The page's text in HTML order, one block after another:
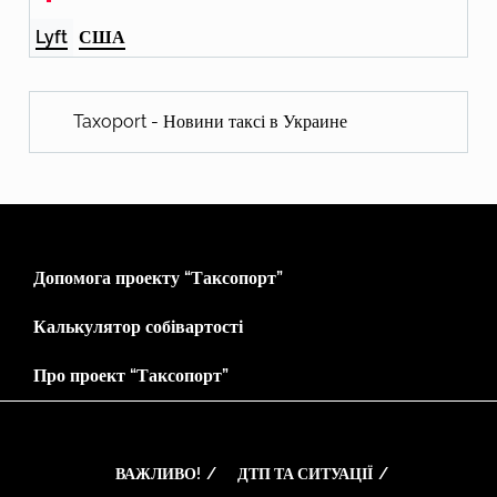
Lyft США
Taxoport - Новини таксі в Украине
Допомога проекту “Таксопорт”
Калькулятор собівартості
Про проект “Таксопорт”
ВАЖЛИВО! ДТП ТА СИТУАЦІЇ